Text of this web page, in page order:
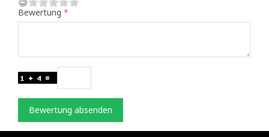
Bewertung
Bewertung absenden